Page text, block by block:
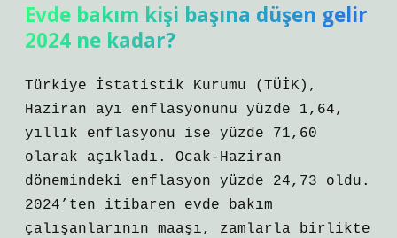
Evde bakım kişi başına düşen gelir
2024 ne kadar?
Türkiye İstatistik Kurumu (TÜİK),
Haziran ayı enflasyonunu yüzde 1,64,
yıllık enflasyonu ise yüzde 71,60
olarak açıkladı. Ocak-Haziran
dönemindeki enflasyon yüzde 24,73 oldu.
2024’ten itibaren evde bakım
çalışanlarının maaşı, zamlarla birlikte